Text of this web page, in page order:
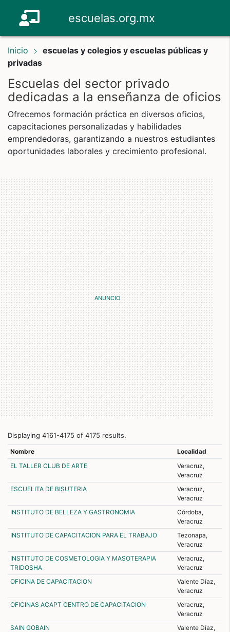
escuelas.org.mx
Inicio
escuelas y colegios y escuelas públicas y
privadas
Escuelas del sector privado
dedicadas a la enseñanza de oficios
Ofrecemos formación práctica en diversos oficios,
capacitaciones personalizadas y habilidades
emprendedoras, garantizando a nuestros estudiantes
oportunidades laborales y crecimiento profesional.
Displaying 4161-4175 of 4175 results.
Nombre
Localidad
EL TALLER CLUB DE ARTE
Veracruz,
Veracruz
ESCUELITA DE BISUTERIA
Veracruz,
Veracruz
INSTITUTO DE BELLEZA Y GASTRONOMIA
Córdoba,
Veracruz
INSTITUTO DE CAPACITACION PARA EL TRABAJO
Tezonapa,
Veracruz
INSTITUTO DE COSMETOLOGIA Y MASOTERAPIA
TRIDOSHA
Veracruz,
Veracruz
OFICINA DE CAPACITACION
Valente Díaz,
Veracruz
OFICINAS ACAPT CENTRO DE CAPACITACION
Veracruz,
Veracruz
SAIN GOBAIN
Valente Díaz,